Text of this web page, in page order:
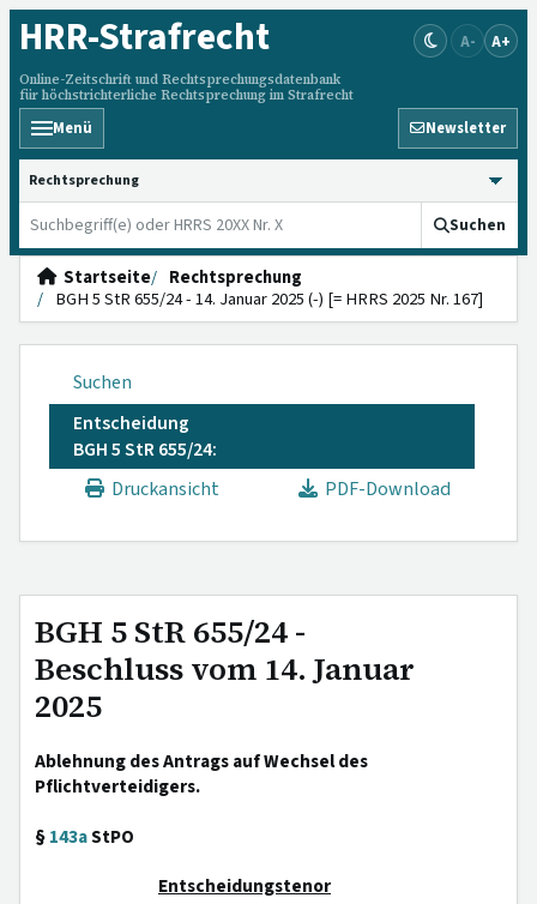
HRR-Strafrecht
Online-Zeitschrift und Rechtsprechungsdatenbank
für höchstrichterliche Rechtsprechung im Strafrecht
A- A+
Menü Newsletter
HRRS durchsuchen
Suchen
Startseite
Rechtsprechung
BGH 5 StR 655/24 - 14. Januar 2025 (-) [= HRRS 2025 Nr. 167]
Suchen
Entscheidung
BGH 5 StR 655/24:
Druckansicht
PDF-Download
BGH 5 StR 655/24 -
Beschluss vom 14. Januar
2025
Ablehnung des Antrags auf Wechsel des
Pflichtverteidigers.
§143aStPO
Entscheidungstenor